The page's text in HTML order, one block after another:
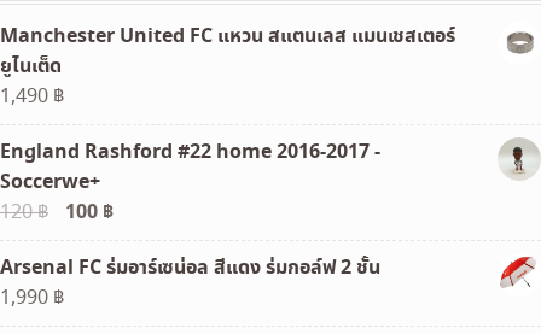
Manchester United FC แหวน สแตนเลส แมนเชสเตอร์
ยูไนเต็ด
1,490 ฿
England Rashford #22 home 2016-2017 -
Soccerwe+
120฿
Original
price
was:
120 ฿.
100 ฿Current
price
is:
Arsenal FC ร่มอาร์เซน่อล สีแดง ร่มกอล์ฟ 2 ชั้น
1,990 ฿